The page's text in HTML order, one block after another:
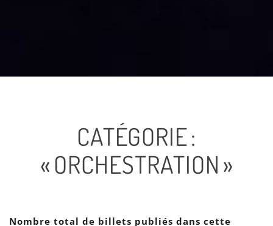
CATÉGORIE :
« ORCHESTRATION »
Nombre total de billets publiés dans cette